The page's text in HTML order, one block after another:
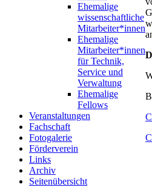
Ehemalige
wissenschaftliche
Mitarbeiter*innen
Ehemalige
Mitarbeiter*innen
für Technik,
Service und
Verwaltung
Ehemalige
Fellows
Veranstaltungen
Fachschaft
Fotogalerie
Förderverein
Links
Archiv
Seitenübersicht